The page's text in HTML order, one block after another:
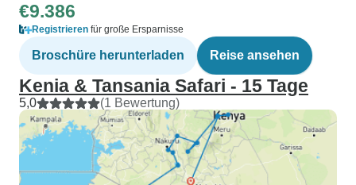
€9.386
Registrieren für große Ersparnisse
Broschüre herunterladen Reise ansehen
Kenia & Tansania Safari - 15 Tage
5,0 (1 Bewertung)